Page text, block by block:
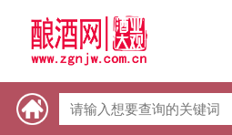
热门资讯：【酒体设计师】职业技
热门资讯：未来，传统酒类经销商群
热门资讯：首批28个酒品牌入选中